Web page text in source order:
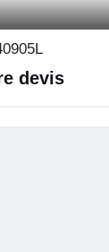
devis